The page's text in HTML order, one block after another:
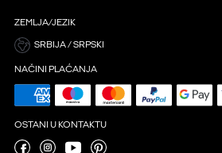
ZEMLJA/JEZIK
SRBIJA / SRPSKI
NAČINI PLAĆANJA
OSTANI U KONTAKTU